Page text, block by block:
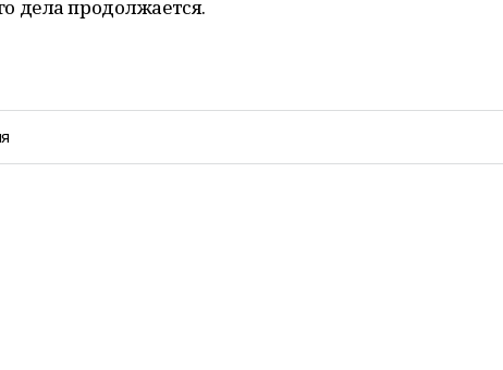
дела продолжается.